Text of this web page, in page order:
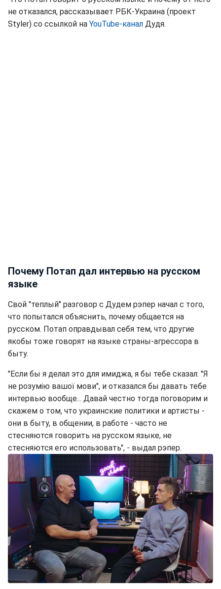
не отказался, рассказывает РБК-Украина (проект
Styler) со ссылкой на YouTube-канал Дудя.
Почему Потап дал интервью на русском
языке
Свой "теплый" разговор с Дудем рэпер начал с того,
что попытался объяснить, почему общается на
русском. Потап оправдывал себя тем, что другие
якобы тоже говорят на языке страны-агрессора в
быту.
"Если бы я делал это для имиджа, я бы тебе сказал: "Я
не розумію вашої мови", и отказался бы давать тебе
интервью вообще... Давай честно тогда поговорим и
скажем о том, что украинские политики и артисты -
они в быту, в общении, в работе - часто не
стесняются говорить на русском языке, не
стесняются его использовать", - выдал рэпер.